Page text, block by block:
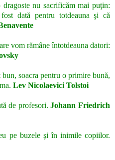
nu sacrificăm mai puţin:
dată pentru totdeauna şi că
vom rămâne întotdeauna datori:
bun, soacra pentru o primire bună,
Lev Nicolaevici Tolstoi
de profesori.Johann Friedrich
pe buzele şi în inimile copiilor.